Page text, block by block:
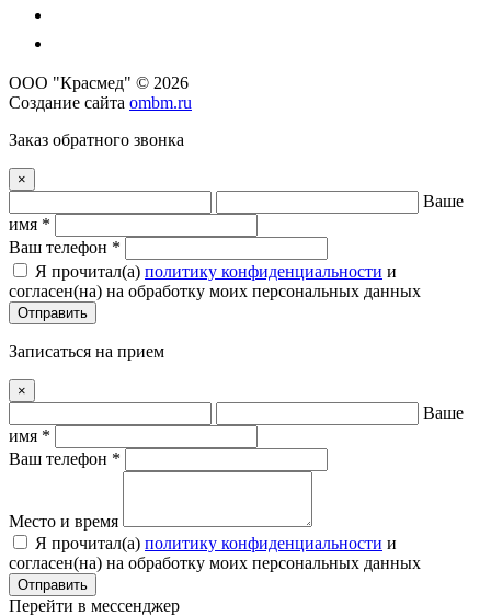
ООО "Красмед" © 2026
Создание сайта ombm.ru
Заказ обратного звонка
×
Ваше
имя *
Ваш телефон *
Я прочитал(a) политику конфиденциальности и
согласен(на) на обработку моих персональных данных
Отправить
Записаться на прием
×
Ваше
имя *
Ваш телефон *
Место и время
Я прочитал(a) политику конфиденциальности и
согласен(на) на обработку моих персональных данных
Отправить
Перейти в мессенджер